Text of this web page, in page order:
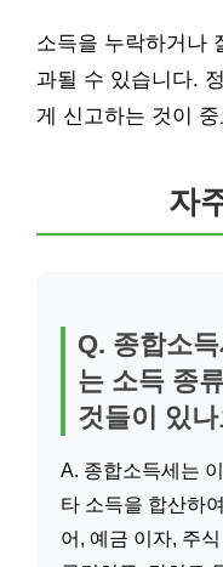
소득을 누락하거나
과될 수 있습니다.
게 신고하는 것이
자
Q. 종합소
는 소득 종
것들이 있
A. 종합소득세는
타 소득을 합산하
어, 예금 이자, 주